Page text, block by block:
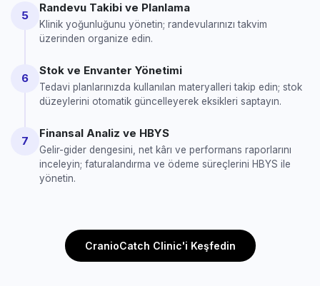
5
Randevu Takibi ve Planlama
Klinik yoğunluğunu yönetin; randevularınızı takvim
üzerinden organize edin.
6
Stok ve Envanter Yönetimi
Tedavi planlarınızda kullanılan materyalleri takip edin; stok
düzeylerini otomatik güncelleyerek eksikleri saptayın.
7
Finansal Analiz ve HBYS
Gelir-gider dengesini, net kârı ve performans raporlarını
inceleyin; faturalandırma ve ödeme süreçlerini HBYS ile
yönetin.
CranioCatch Clinic'i Keşfedin